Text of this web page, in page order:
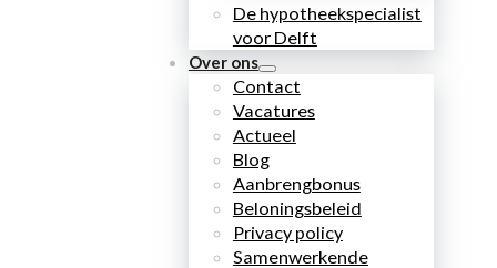
De hypotheekspecialist
voor Delft
Over ons
Contact
Vacatures
Actueel
Blog
Aanbrengbonus
Beloningsbeleid
Privacy policy
Samenwerkende